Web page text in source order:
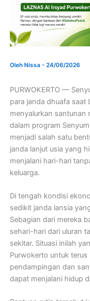
Oleh Nissa - 24/06/2026
PURWOKERTO —
para janda dhuafa saat
menyalurkan santunan
dalam program
menjadi salah satu
janda lanjut usia yang
menjalani hari-hari
keluarga.
Di tengah kondisi
sedikit janda lansia
Sebagian dari mereka
sehari-hari dari uluran
sekitar. Situasi inilah
Purwokerto untuk
pendampingan dan
dapat menjalani hidup